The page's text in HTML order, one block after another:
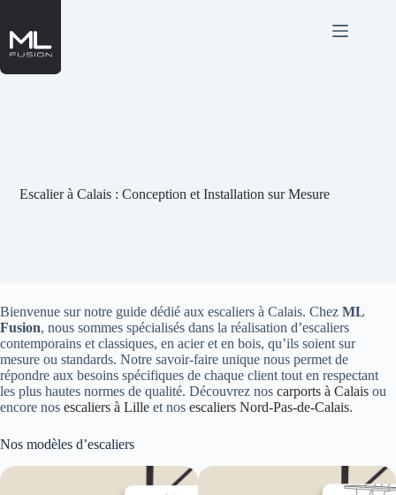
contenu
Escalier à Calais : Conception et Installation sur Mesure
Bienvenue sur notre guide dédié aux escaliers à Calais. Chez ML
Fusion, nous sommes spécialisés dans la réalisation d’escaliers
contemporains et classiques, en acier et en bois, qu’ils soient sur
mesure ou standards. Notre savoir-faire unique nous permet de
répondre aux besoins spécifiques de chaque client tout en respectant
les plus hautes normes de qualité. Découvrez nos carports à Calais ou
encore nos escaliers à Lille et nos escaliers Nord-Pas-de-Calais.
Nos modèles d’escaliers